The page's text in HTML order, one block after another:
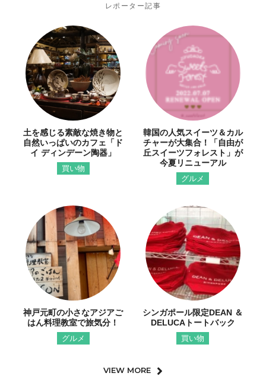
レポーター記事
土を感じる素敵な焼き物と
自然いっぱいのカフェ「ド
イ ディンデーン陶器」
買い物
韓国の人気スイーツ＆カル
チャーが大集合！「自由が
丘スイーツフォレスト」が
今夏リニューアル
グルメ
神戸元町の小さなアジアご
はん料理教室で旅気分！
グルメ
シンガポール限定DEAN ＆
DELUCAトートバック
買い物
VIEW MORE